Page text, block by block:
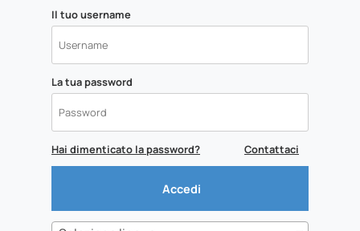
Il tuo username
La tua password
Hai dimenticato la password? Contattaci